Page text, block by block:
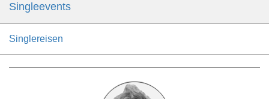
Singleevents
Singlereisen